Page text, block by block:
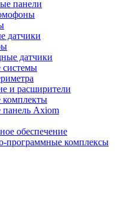
панели
датчики
датчики
и расширители
Axiom
обеспечение
программные комплексы